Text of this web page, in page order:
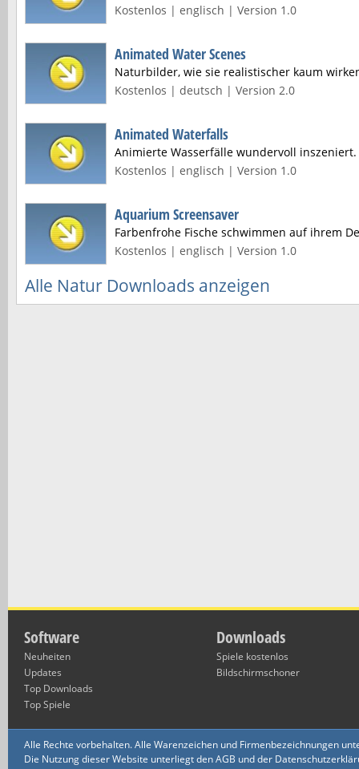
Kostenlos | englisch | Version 1.0
Animated Water Scenes
Naturbilder, wie sie realistischer kaum
Kostenlos | deutsch | Version 2.0
Animated Waterfalls
Animierte Wasserfälle wundervoll inszeniert.
Kostenlos | englisch | Version 1.0
Aquarium Screensaver
Farbenfrohe Fische schwimmen auf ihrem
Kostenlos | englisch | Version 1.0
Alle Natur Downloads anzeigen
Software
Neuheiten
Updates
Top Downloads
Top Spiele
Downloads
Spiele kostenlos
Bildschirmschoner
Alle Rechte vorbehalten. Alle Warenzeichen und Firmenbezeichnungen
Die Nutzung dieser Website unterliegt den AGB und der